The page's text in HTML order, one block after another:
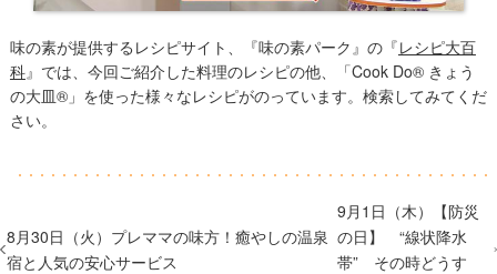
味の素が提供するレシピサイト、『味の素パーク』の『レシピ大百
科』では、今回ご紹介した料理のレシピの他、「Cook Do® きょう
の大皿®」を使った様々なレシピがのっています。検索してみてくだ
さい。
8月30日（火）プレママの味方！癒やしの温泉
宿と人気の安心サービス
9月1日（木）【防災
の日】 “線状降水
帯” その時どうす